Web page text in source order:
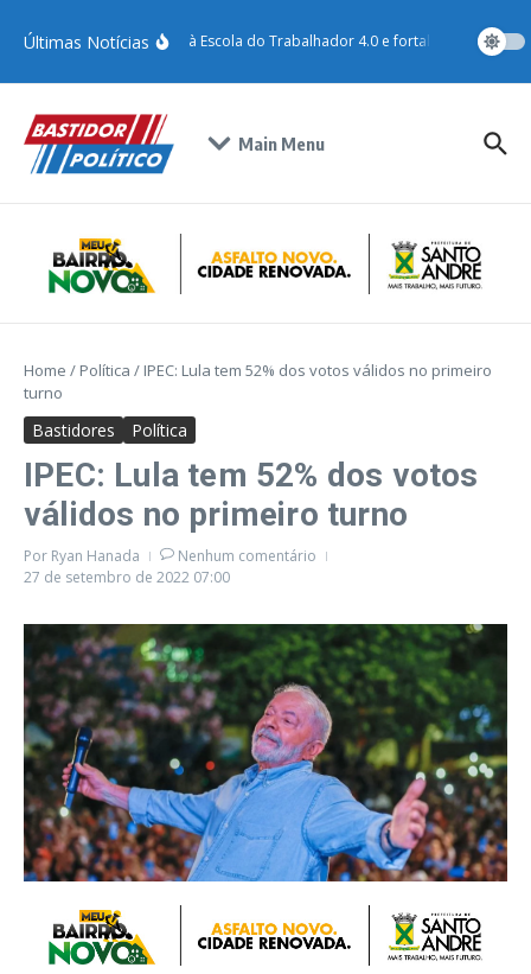
Últimas Notícias
Santo André adere à Escola do Trabalhador 4.0 e fortalece
Main Menu
Home / Política / IPEC: Lula tem 52% dos votos válidos no primeiro
turno
Bastidores Política
IPEC: Lula tem 52% dos votos
válidos no primeiro turno
Por Ryan Hanada
Nenhum comentário
27 de setembro de 2022 07:00